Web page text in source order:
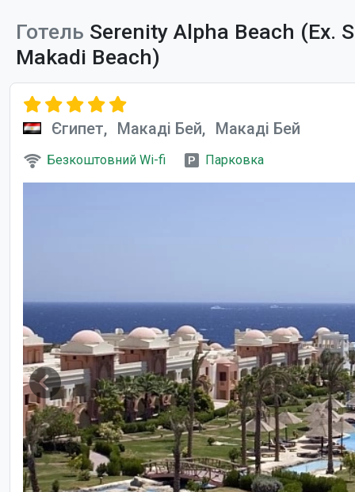
Готель Serenity Alpha Beach (Ex.
Makadi Beach)
Єгипет, Макаді Бей, Макаді Бей
Безкоштовний Wi-fi Парковка